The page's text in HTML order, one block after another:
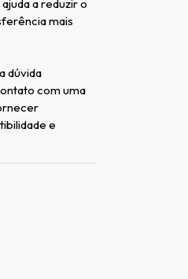
a reduzir o
mais
dúvida
com uma
e